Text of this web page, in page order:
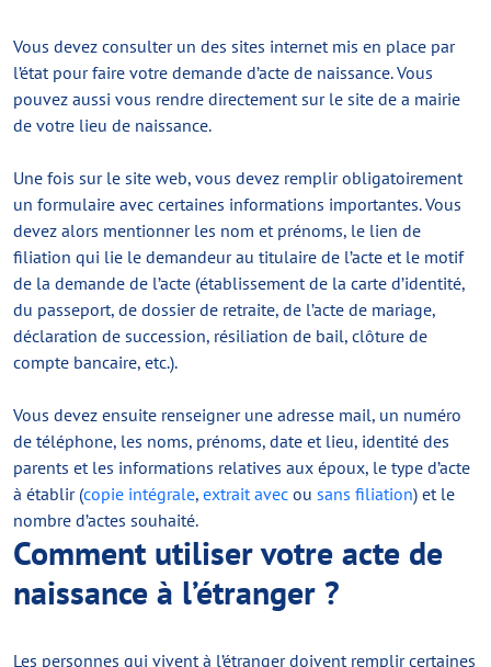
Vous devez consulter un des sites internet mis en place par
l’état pour faire votre demande d’acte de naissance. Vous
pouvez aussi vous rendre directement sur le site de a mairie
de votre lieu de naissance.
Une fois sur le site web, vous devez remplir obligatoirement
un formulaire avec certaines informations importantes. Vous
devez alors mentionner les nom et prénoms, le lien de
filiation qui lie le demandeur au titulaire de l’acte et le motif
de la demande de l’acte (établissement de la carte d’identité,
du passeport, de dossier de retraite, de l’acte de mariage,
déclaration de succession, résiliation de bail, clôture de
compte bancaire, etc.).
Vous devez ensuite renseigner une adresse mail, un numéro
de téléphone, les noms, prénoms, date et lieu, identité des
parents et les informations relatives aux époux, le type d’acte
à établir (copie intégrale, extrait avec ou sans filiation) et le
nombre d’actes souhaité.
Comment utiliser votre acte de
naissance à l’étranger ?
Les personnes qui vivent à l’étranger doivent remplir certaines